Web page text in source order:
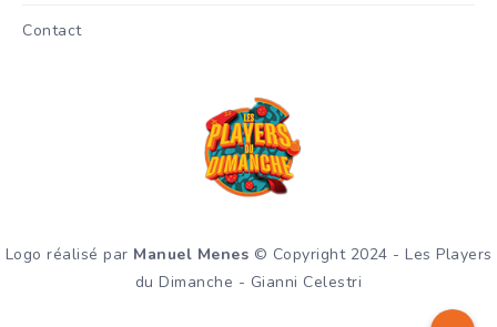
Contact
Logo réalisé par Manuel Menes © Copyright 2024 - Les Players
du Dimanche - Gianni Celestri